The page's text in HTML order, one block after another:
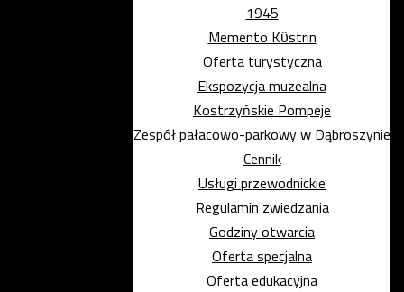
1945
Memento Kϋstrin
Oferta turystyczna
Ekspozycja muzealna
Kostrzyńskie Pompeje
Zespół pałacowo-parkowy w Dąbroszynie
Cennik
Usługi przewodnickie
Regulamin zwiedzania
Godziny otwarcia
Oferta specjalna
Oferta edukacyjna